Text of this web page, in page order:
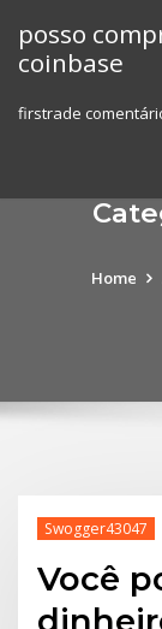
content
posso
coinbase
firstrade
Home
Swogger43047
Você